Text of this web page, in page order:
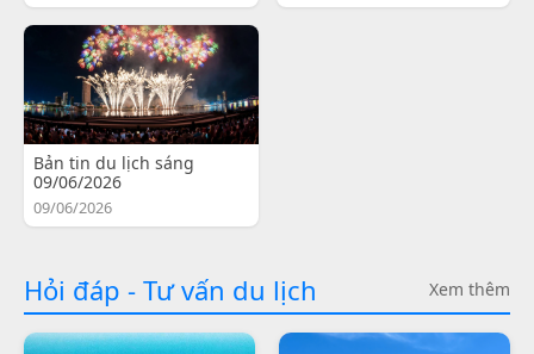
Bản tin du lịch sáng
09/06/2026
09/06/2026
Hỏi đáp - Tư vấn du lịch Xem thêm